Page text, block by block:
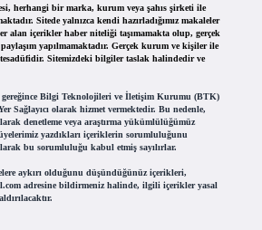
herhangi bir marka, kurum veya şahıs şirketi ile
Sitede yalnızca kendi hazırladığımız makaleler
alan içerikler haber niteliği taşımamakta olup, gerçek
yapılmamaktadır. Gerçek kurum ve kişiler ile
Sitemizdeki bilgiler taslak halindedir ve
gereğince Bilgi Teknolojileri ve İletişim Kurumu (BTK)
Sağlayıcı olarak hizmet vermektedir. Bu nedenle,
denetleme veya araştırma yükümlülüğümüz
yazdıkları içeriklerin sorumluluğunu
bu sorumluluğu kabul etmiş sayılırlar.
aykırı olduğunu düşündüğünüz içerikleri,
adresine bildirmeniz halinde, ilgili içerikler yasal